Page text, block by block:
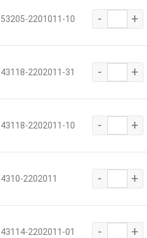
53205-2201011-10 - +
43118-2202011-31 - +
43118-2202011-10 - +
4310-2202011 - +
43114-2202011-01 - +